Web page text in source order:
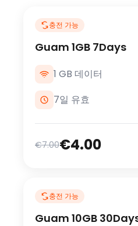
충전 가능
Guam 1GB 7Days
1 GB 데이터
7일 유효
€7.00€4.00
충전 가능
Guam 10GB